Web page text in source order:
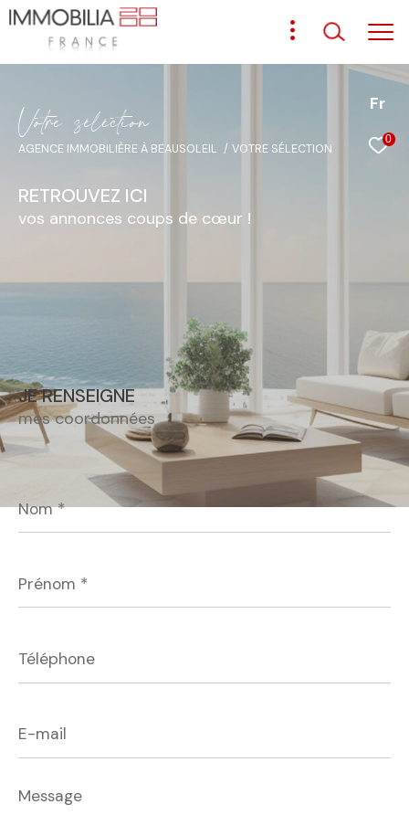
Fr
0
Votre séléction
AGENCE IMMOBILIÈRE À BEAUSOLEIL VOTRE SÉLECTION
RETROUVEZ ICI
vos annonces coups de cœur !
JE RENSEIGNE
mes coordonnées
*
*
mail
Message
*